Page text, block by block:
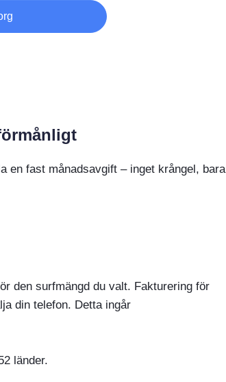
en fast månadsavgift – inget krångel, bara
den surfmängd du valt. Fakturering för
din telefon. Detta ingår
länder.